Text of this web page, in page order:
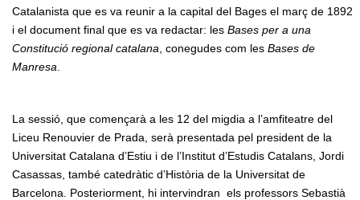
Catalanista que es va reunir a la capital del Bages el març de 1892
i el document final que es va redactar: les Bases per a una
Constitució regional catalana , conegudes com les Bases de
Manresa
La sessió, que començarà a les 12 del migdia a l’amfiteatre del
Liceu Renouvier de Prada, serà presentada pel president de la
Universitat Catalana d’Estiu i de l’Institut d’Estudis Catalans, Jordi
Casassas, també catedràtic d’Història de la Universitat de
Barcelona. Posteriorment, hi intervindran els professors Sebastià